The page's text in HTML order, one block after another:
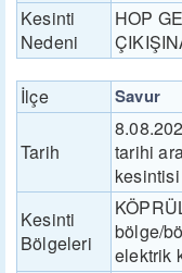
Kesinti
Nedeni
HOP
İlçe Savur
Tarih
tarihi
kesintisi
Kesinti
Bölgeleri
bölge/
elektrik